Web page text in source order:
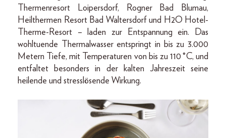
Thermenresort Loipersdorf, Rogner Bad Blumau,
Heilthermen Resort Bad Waltersdorf und H2O Hotel-
Therme-Resort – laden zur Entspannung ein. Das
wohltuende Thermalwasser entspringt in bis zu 3.000
Metern Tiefe, mit Temperaturen von bis zu 110 °C, und
entfaltet besonders in der kalten Jahreszeit seine
heilende und stresslösende Wirkung.